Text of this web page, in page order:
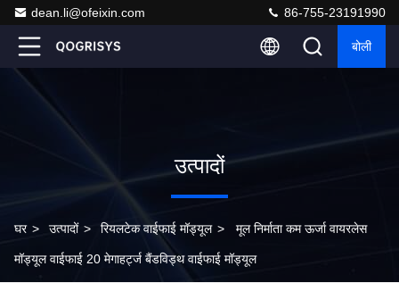
dean.li@ofeixin.com 86-755-23191990
बोली
उत्पादों
घर > उत्पादों > रियलटेक वाईफाई मॉड्यूल > मूल निर्माता कम ऊर्जा वायरलेस
मॉड्यूल वाईफाई 20 मेगाहर्ट्ज बैंडविड्थ वाईफाई मॉड्यूल